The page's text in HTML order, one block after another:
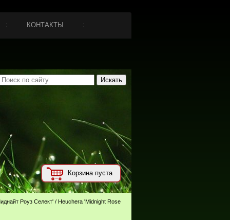
КОНТАКТЫ
Корзина пуста
Роуз Селект' / Heuchera 'Midnight Rose